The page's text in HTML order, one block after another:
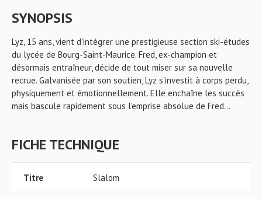
SYNOPSIS
Lyz, 15 ans, vient d'intégrer une prestigieuse section ski-études
du lycée de Bourg-Saint-Maurice. Fred, ex-champion et
désormais entraîneur, décide de tout miser sur sa nouvelle
recrue. Galvanisée par son soutien, Lyz s'investit à corps perdu,
physiquement et émotionnellement. Elle enchaîne les succès
mais bascule rapidement sous l'emprise absolue de Fred...
FICHE TECHNIQUE
Titre Slalom